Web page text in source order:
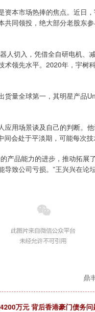
本市场热捧的焦点。近日
同领投，绝大部分老股东
人切入，凭借全自研电机、
领先水平。2020年，宇树
量全球第一，其明星产品
用场景谈及自己的判断。
会处于平淡期，可能每次技
产品能力的进步，推动拓展
致公司亏损。”王兴兴在论坛
鼎
万元 背后香港豪门债务问